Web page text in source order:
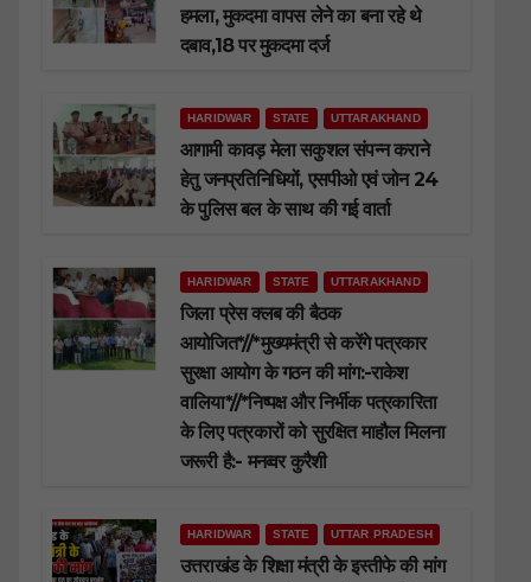
हमला, मुकदमा वापस लेने का बना रहे थे
दबाव,18 पर मुकदमा दर्ज
HARIDWAR STATE UTTARAKHAND
आगामी कावड़ मेला सकुशल संपन्न कराने
हेतु जनप्रतिनिधियों, एसपीओ एवं जोन 24
के पुलिस बल के साथ की गई वार्ता
HARIDWAR STATE UTTARAKHAND
जिला प्रेस क्लब की बैठक
आयोजित*//*मुख्यमंत्री से करेंगे पत्रकार
सुरक्षा आयोग के गठन की मांग:-राकेश
वालिया*//*निष्पक्ष और निर्भीक पत्रकारिता
के लिए पत्रकारों को सुरक्षित माहौल मिलना
जरूरी है:- मनव्वर कुरैशी
HARIDWAR STATE UTTAR PRADESH
उत्तराखंड के शिक्षा मंत्री के इस्तीफे की मांग